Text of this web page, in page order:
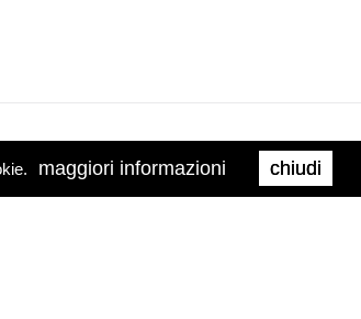
maggiori informazioni chiudi